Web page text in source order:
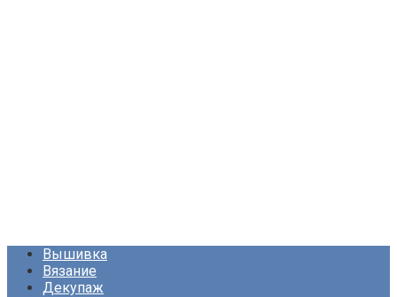
Вышивка
Вязание
Декупаж